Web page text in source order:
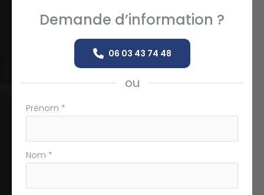
Demande d’information ?
06 03 43 74 48
ou
Formulaire
téléphone
Prénom *
Nom *